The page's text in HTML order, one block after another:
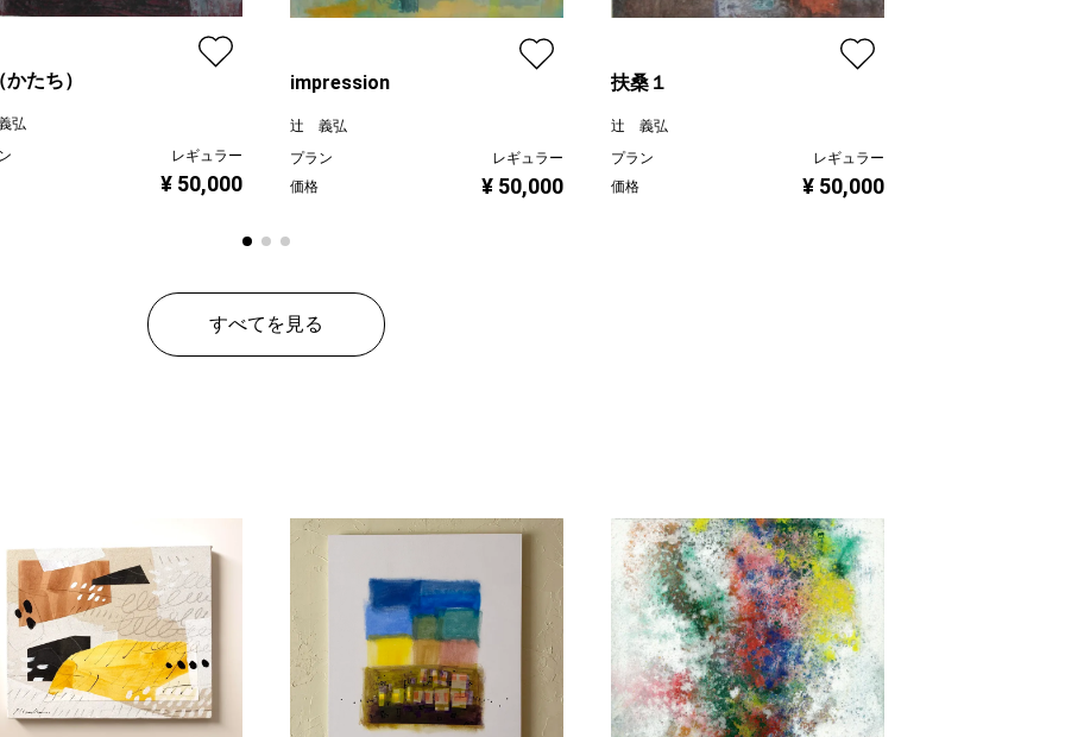
たち）
弘
レギュラー
¥ 50,000
impression
辻 義弘
プラン
レギュラー
価格
¥ 50,000
扶桑１
辻 義弘
プラン
レギュラー
価格
¥ 50,000
すべてを見る